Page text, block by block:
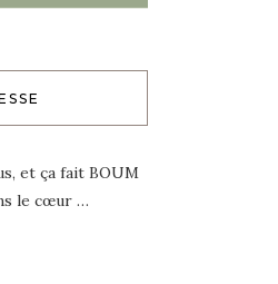
et ça fait BOUM
le cœur …